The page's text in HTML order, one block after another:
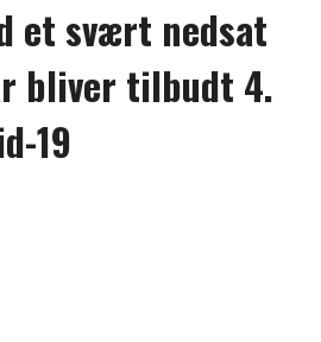
et svært nedsat
bliver tilbudt 4.
19